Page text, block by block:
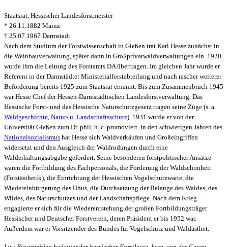
Staatsrat, Hessischer Landesforstmeister
* 26.11.1882 Mainz
† 25.07.1967 Darmstadt
Nach dem Studium der Forstwissenschaft in Gießen trat Karl Hesse zunächst in
die Weinbauverwaltung, später dann in Großprivatwaldverwaltungen ein. 1920
wurde ihm die Leitung des Forstamts DA übertragen. Im gleichen Jahr wurde er
Referent in der Darmstädter Ministerialforstabteilung und nach rascher weiterer
Beförderung bereits 1925 zum Staatsrat ernannt. Bis zum Zusammenbruch 1945
war Hesse Chef der Hessen-Darmstädtischen Landesforstverwaltung. Das
Hessische Forst- und das Hessische Naturschutzgesetz tragen seine Züge (s. a.
Waldgeschichte Natur- u. Landschaftsschutz). 1931 wurde er von der
Universität Gießen zum Dr. phil. h. c. promoviert. In den schwierigen Jahren des
Nationalsozialismus hat Hesse sich Waldverkäufen und Großeingriffen
widersetzt und den Ausgleich der Waldrodungen durch eine
Walderhaltungsabgabe gefordert. Seine besonderen forstpolitischer Ansätze
waren die Fortbildung des Fachpersonals, die Förderung der Waldschönheit
(Forstästhetik), die Einrichtung der Hessischen Vogelschutzwarte, die
Wiedereinbürgerung des Uhus, die Durchsetzung der Belange des Waldes, des
Wildes, des Naturschutzes und der Landschaftspflege. Nach dem Krieg
engagierte er sich für die Wiederentstehung der großen Fortbildungsträger
Hessischer und Deutscher Forstverein, deren Präsident er bis 1952 war.
Außerdem war er Vorsitzender des Bundes für Vogelschutz und Waldästhet.